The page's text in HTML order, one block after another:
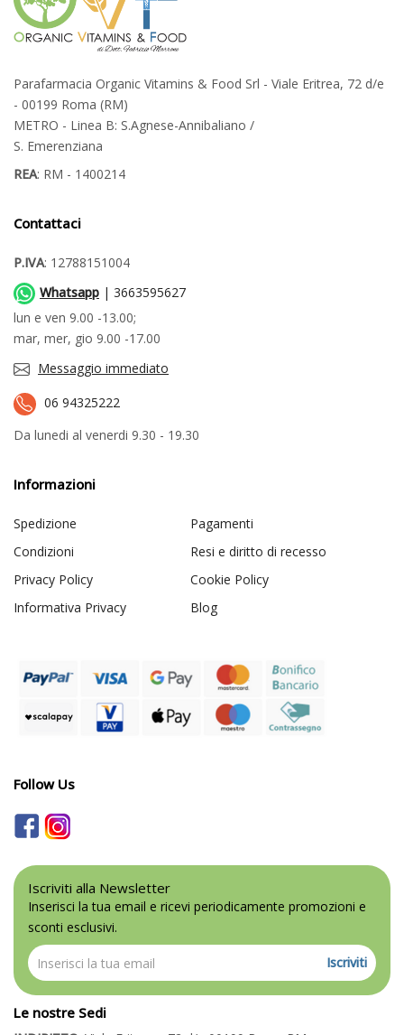
Parafarmacia Organic Vitamins & Food Srl - Viale Eritrea, 72 d/e
- 00199 Roma (RM)
METRO - Linea B: S.Agnese-Annibaliano /
S. Emerenziana
REA: RM - 1400214
Contattaci
P.IVA: 12788151004
Whatsapp | 3663595627
lun e ven 9.00 -13.00;
mar, mer, gio 9.00 -17.00
Messaggio immediato
06 94325222
Da lunedi al venerdi 9.30 - 19.30
Informazioni
Spedizione
Pagamenti
Condizioni
Resi e diritto di recesso
Privacy Policy
Cookie Policy
Informativa Privacy
Blog
Follow Us
Iscriviti alla Newsletter
Inserisci la tua email e ricevi periodicamente promozioni e
sconti esclusivi.
Iscriviti
Le nostre Sedi